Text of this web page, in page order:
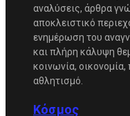
αναλύσεις, άρθρα
αποκλειστικό
ενημέρωση του
και πλήρη κάλυψη
κοινωνία, οικονομία,
αθλητισμό.
Κόσμος